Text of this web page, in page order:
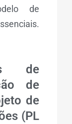
de
de
de
de
(PL